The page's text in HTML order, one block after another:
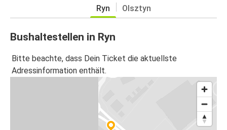
Ryn Olsztyn
Bushaltestellen in Ryn
Bitte beachte, dass Dein Ticket die aktuellste
Adressinformation enthält.